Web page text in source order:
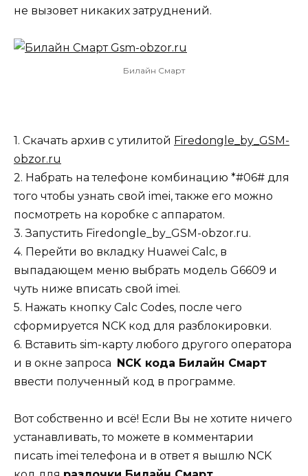
не вызовет никаких затруднений.
Билайн Смарт
1. Скачать архив с утилитой Firedongle_by_GSM-
obzor.ru
2. Набрать на телефоне комбинацию *#06# для
того чтобы узнать свой imei, также его можно
посмотреть на коробке с аппаратом.
3. Запустить Firedongle_by_GSM-obzor.ru.
4. Перейти во вкладку Huawei Calc, в
выпадающем меню выбрать модель G6609 и
чуть ниже вписать свой imei.
5. Нажать кнопку Calc Codes, после чего
сформируется NCK код для разблокировки.
6. Вставить sim-карту любого другого оператора
и в окне запроса
NCK кода Билайн Смарт
ввести полученный код в программе.
Вот собственно и всё! Если Вы не хотите ничего
устанавливать, то можете в комментарии
писать imei телефона и в ответ я вышлю NCK